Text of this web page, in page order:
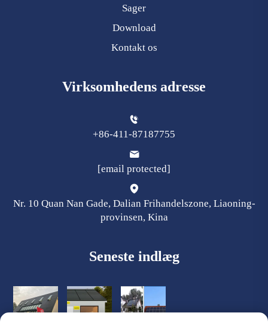
Sager
Download
Kontakt os
Virksomhedens adresse
+86-411-87187755
[email protected]
Nr. 10 Quan Nan Gade, Dalian Frihandelszone, Liaoning-
provinsen, Kina
Seneste indlæg